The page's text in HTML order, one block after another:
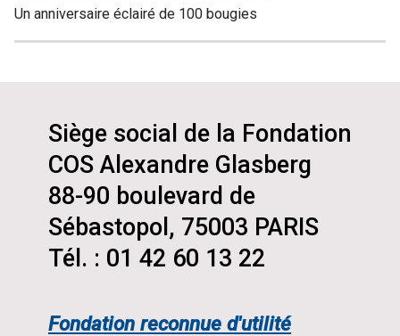
Un anniversaire éclairé de 100 bougies
Siège social de la Fondation
COS Alexandre Glasberg
88-90 boulevard de
Sébastopol, 75003 PARIS
Tél. : 01 42 60 13 22
Fondation reconnue d'utilité